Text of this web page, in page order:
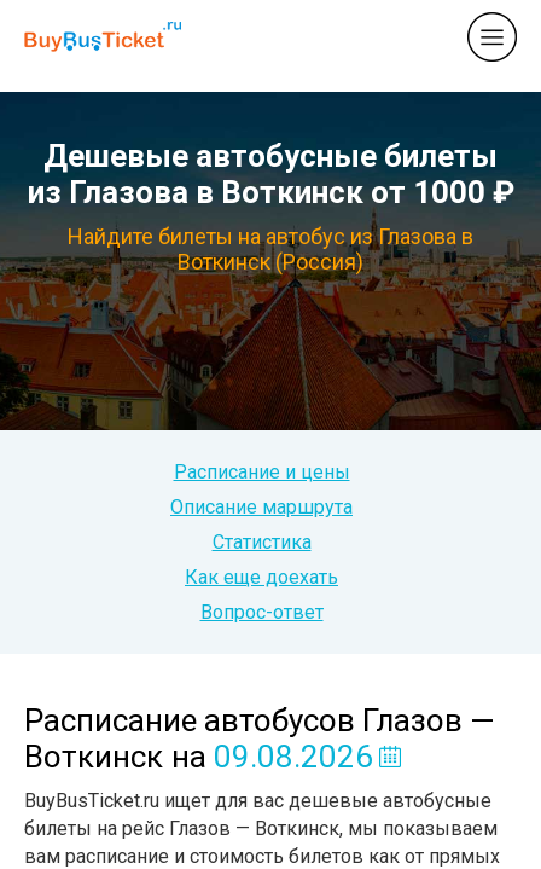
Дешевые автобусные билеты
из Глазова в Воткинск от 1000 ₽
Найдите билеты на автобус из Глазова в
Воткинск (Россия)
Расписание и цены
Описание маршрута
Статистика
Как еще доехать
Вопрос-ответ
Расписание автобусов Глазов —
Воткинск на 09.08.2026
BuyBusTicket.ru ищет для вас дешевые автобусные
билеты на рейс Глазов — Воткинск, мы показываем
вам расписание и стоимость билетов как от прямых